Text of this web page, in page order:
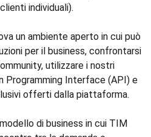
individuali).
un ambiente aperto in cui può
per il business, confrontarsi
utilizzare i nostri
Programming Interface (API) e
offerti dalla piattaforma.
di business in cui TIM